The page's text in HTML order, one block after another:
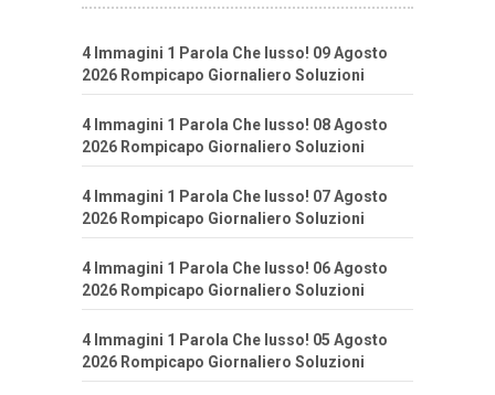
4 Immagini 1 Parola Che lusso! 09 Agosto
2026 Rompicapo Giornaliero Soluzioni
4 Immagini 1 Parola Che lusso! 08 Agosto
2026 Rompicapo Giornaliero Soluzioni
4 Immagini 1 Parola Che lusso! 07 Agosto
2026 Rompicapo Giornaliero Soluzioni
4 Immagini 1 Parola Che lusso! 06 Agosto
2026 Rompicapo Giornaliero Soluzioni
4 Immagini 1 Parola Che lusso! 05 Agosto
2026 Rompicapo Giornaliero Soluzioni